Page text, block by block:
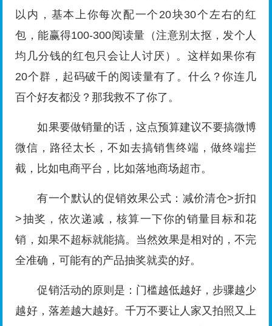
以内，基本上你每次配一个20块30个左右的红
包，能赢得100-300阅读量（注意别太抠，发个人
均几分钱的红包只会让人讨厌）。这样如果你有
20个群，起码破千的阅读量有了。什么？你连几
百个好友都没？那我救不了你了。
如果要做销量的话，这点预算建议不要搞微博
微信，路径太长，不如去搞销售终端，做终端拦
截，比如电商平台，比如落地商场超市。
有一个默认的促销效果公式：减价清仓>折扣
>抽奖，依次递减，核算一下你的销量目标和花
销，如果不超标就能搞。当然效果是相对的，不完
全准确，可能有的产品抽奖就卖的好。
促销活动的原则是：门槛越低越好，步骤越少
越好，落差越大越好。千万不要让人家又拍照又上